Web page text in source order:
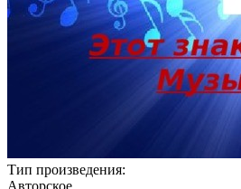
Тип произведения: